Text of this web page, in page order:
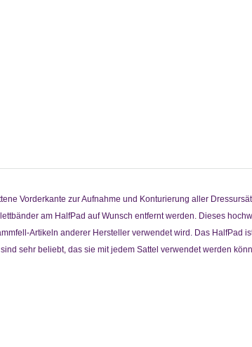
Vorderkante zur Aufnahme und Konturierung aller
am HalfPad auf Wunsch entfernt werden. Dieses
Artikeln anderer Hersteller verwendet wird. Das HalfPad
sehr beliebt, das sie mit jedem Sattel verwendet werden